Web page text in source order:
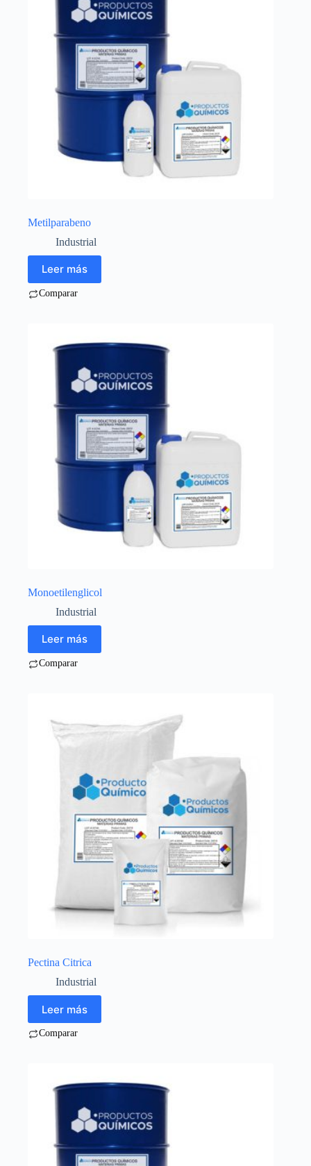
Metilparabeno
Industrial
Leer más
Comparar
Monoetilenglicol
Industrial
Leer más
Comparar
Pectina Citrica
Industrial
Leer más
Comparar